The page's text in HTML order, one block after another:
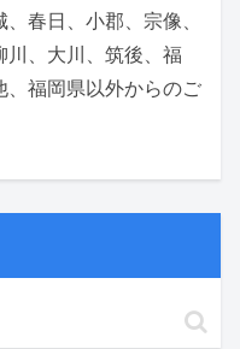
春日、小郡、宗像、
川、大川、筑後、福
、福岡県以外からのご